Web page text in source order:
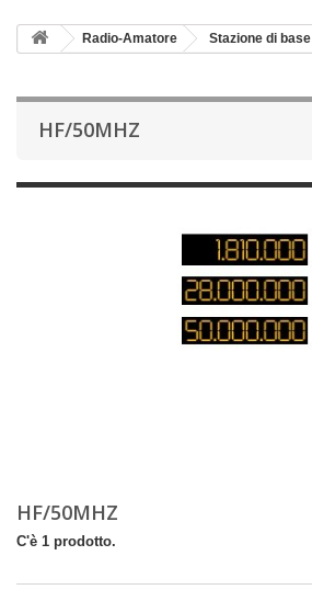
Radio-Amatore Stazione di base
HF/50MHZ
HF/50MHZ
C'è 1 prodotto.